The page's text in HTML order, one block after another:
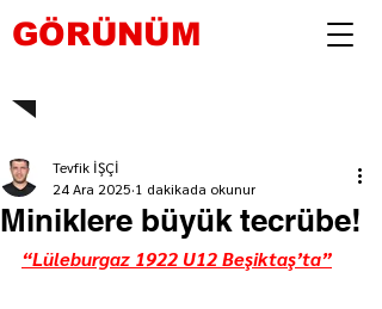
GÖRÜNÜM
Miniklere büyük tecrübe!
Tevfik İŞÇİ
24 Ara 2025 1 dakikada okunur
“Lüleburgaz 1922 U12 Beşiktaş’ta”